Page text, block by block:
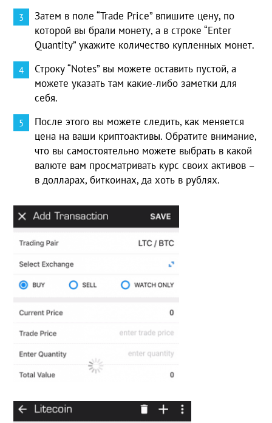
Затем в поле “Trade Price” впишите цену, по
которой вы брали монету, а в строке “Enter
Quantity” укажите количество купленных монет.
Строку “Notes” вы можете оставить пустой, а
можете указать там какие-либо заметки для
себя.
После этого вы можете следить, как меняется
цена на ваши криптоактивы. Обратите внимание,
что вы самостоятельно можете выбрать в какой
валюте вам просматривать курс своих активов –
в долларах, биткоинах, да хоть в рублях.